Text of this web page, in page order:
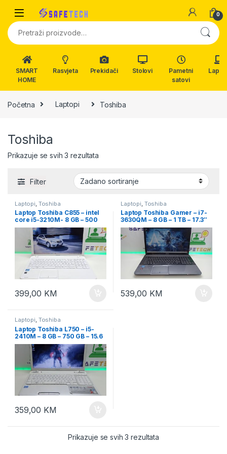
0
Pretraži:
SMART
HOME
Rasvjeta Prekidači Stolovi
Pametni
satovi
Početna Laptopi Toshiba
Toshiba
Prikazuje se svih 3 rezultata
Filter
Laptopi Toshiba
Laptop Toshiba C855 – intel
core i5-3210M- 8 GB – 500
GB – 15.6″ led
399,00 KM
Laptopi Toshiba
Laptop Toshiba Gamer – i7-
3630QM – 8 GB – 1 TB – 17.3″
LED
539,00 KM
Laptopi, Toshiba
Laptop Toshiba L750 – i5-
2410M – 8 GB – 750 GB – 15.6
359,00 KM
Prikazuje se svih 3 rezultata